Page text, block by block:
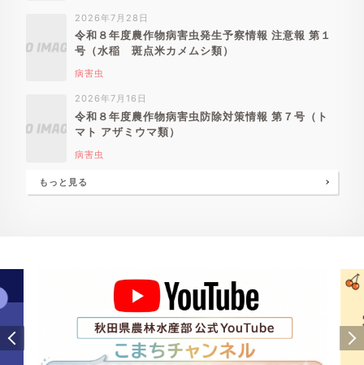
2026年7月28日
令和８年度農作物病害虫発生予察情報 注意報 第１
号（水稲 斑点米カメムシ類）
病害虫
2026年7月16日
令和８年度農作物病害虫防除対策情報 第７号（ト
マト アザミウマ類）
病害虫
もっと見る